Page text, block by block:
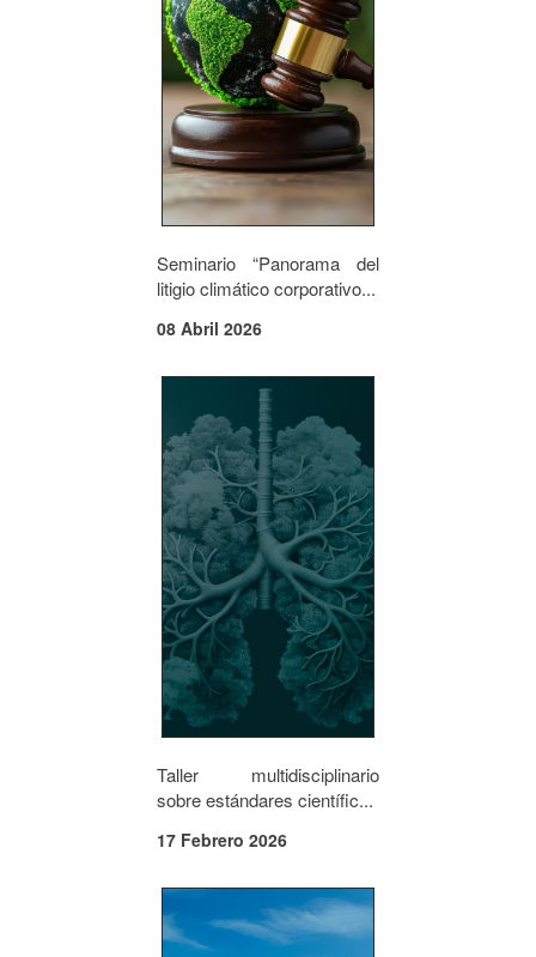
Seminario “Panorama del
litigio climático corporativo...
08 Abril 2026
Taller multidisciplinario
sobre estándares científic...
17 Febrero 2026